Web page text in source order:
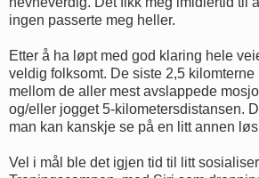
ingen passerte meg heller.
Etter å ha løpt med god klaring hele
veldig folksomt. De siste 2,5
mellom de aller mest avslappede
og/eller jogget 5-kilometersdistansen.
man kan kanskje se på en litt annen
Vel i mål ble det igjen tid til litt